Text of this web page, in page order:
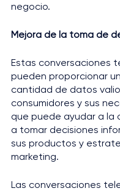
negocio.
Mejora de la toma de
Estas conversaciones
pueden proporcionar
cantidad de datos
consumidores y sus
que puede ayudar a la
a tomar decisiones
sus productos y
marketing.
Las conversaciones